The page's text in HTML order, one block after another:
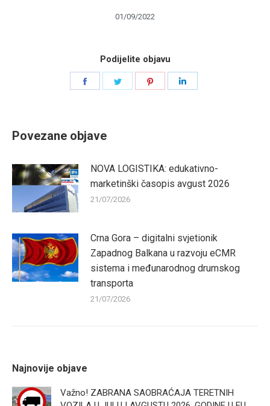
01/09/2022
Podijelite objavu
Povezane objave
NOVA LOGISTIKA: edukativno-
marketinški časopis avgust 2026
21/07/2026
Crna Gora – digitalni svjetionik
Zapadnog Balkana u razvoju eCMR
sistema i međunarodnog drumskog
transporta
21/07/2026
Najnovije objave
Važno! ZABRANA SAOBRAĆAJA TERETNIH